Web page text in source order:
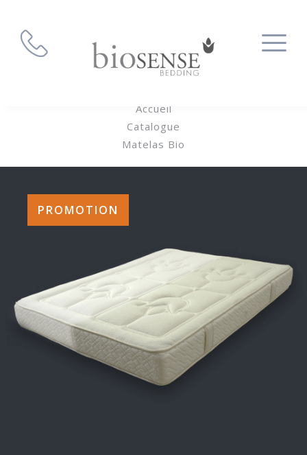
Accueil
Catalogue
Matelas Bio
PROMOTION